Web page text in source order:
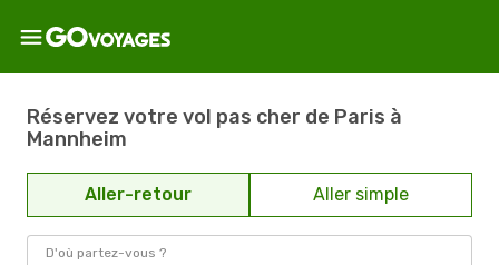
Réservez votre vol pas cher de Paris à
Mannheim
Aller-retour Aller simple
D'où partez-vous ?